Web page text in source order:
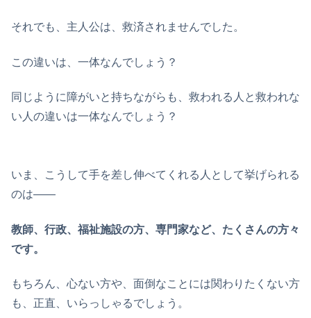
それでも、主人公は、救済されませんでした。
この違いは、一体なんでしょう？
同じように障がいと持ちながらも、救われる人と救われな
い人の違いは一体なんでしょう？
いま、こうして手を差し伸べてくれる人として挙げられる
のは——
教師、行政、福祉施設の方、専門家など、たくさんの方々
です。
もちろん、心ない方や、面倒なことには関わりたくない方
も、正直、いらっしゃるでしょう。